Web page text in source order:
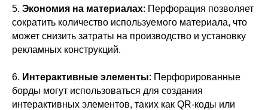
5. Экономия на материалах: Перфорация позволяет
сократить количество используемого материала, что
может снизить затраты на производство и установку
рекламных конструкций.
6. Интерактивные элементы: Перфорированные
борды могут использоваться для создания
интерактивных элементов, таких как QR-коды или